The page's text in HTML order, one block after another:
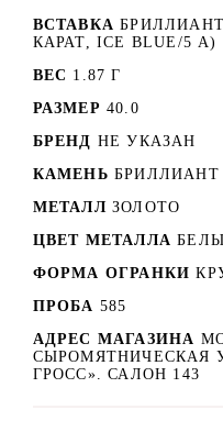
ВСТАВКА
КАРАТ, ICE BLUE/5 А)
ВЕС 1.87 Г
РАЗМЕР 40.0
БРЕНД НЕ УКАЗАН
КАМЕНЬ БРИЛЛИАНТ
МЕТАЛЛ ЗОЛОТО
ЦВЕТ МЕТАЛЛА
ФОРМА ОГРАНКИ
ПРОБА 585
АДРЕС МАГАЗИНА
СЫРОМЯТНИЧЕСКАЯ
ГРОСС». САЛОН 143